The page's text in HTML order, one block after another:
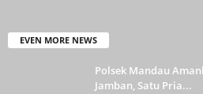
EVEN MORE NEWS
Polsek Mandau
Jamban, Satu Pria...